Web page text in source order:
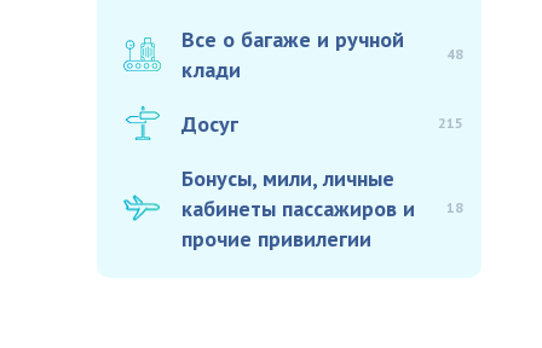
Все о багаже и ручной
клади
48
Досуг 215
Бонусы, мили, личные
кабинеты пассажиров и
прочие привилегии
18